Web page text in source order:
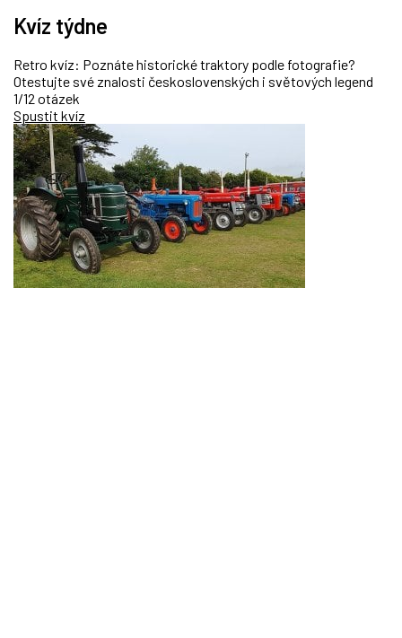
Kvíz týdne
Retro kvíz: Poznáte historické traktory podle fotografie?
Otestujte své znalosti československých i světových legend
1/12 otázek
Spustit kvíz